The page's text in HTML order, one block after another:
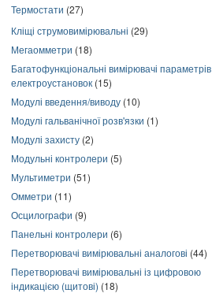
Термостати (27)
Кліщі струмовимірювальні (29)
Мегаомметри (18)
Багатофункціональні вимірювачі параметрів
електроустановок (15)
Модулі введення/виводу (10)
Модулі гальванічної розв'язки (1)
Модулі захисту (2)
Модульні контролери (5)
Мультиметри (51)
Омметри (11)
Осцилографи (9)
Панельні контролери (6)
Перетворювачі вимірювальні аналогові (44)
Перетворювачі вимірювальні із цифровою
індикацією (щитові) (18)